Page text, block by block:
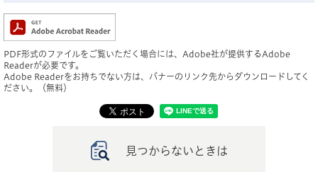
PDF形式のファイルをご覧いただく場合には、Adobe社が提供するAdobe
Readerが必要です。
Adobe Readerをお持ちでない方は、バナーのリンク先からダウンロードしてく
ださい。（無料）
見つからないときは